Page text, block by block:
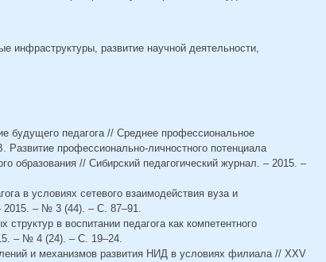
инфраструктуры, развитие научной деятельности,
будущего педагога // Среднее профессиональное
профессионально-личностного потенциала
образования // Сибирский педагогический журнал. – 2015. –
в условиях сетевого взаимодействия вуза и
2015. – № 3 (44). – С. 87–91.
в воспитании педагога как компетентного
– № 4 (24). – С. 19–24.
и механизмов развития НИД в условиях филиала // XXV